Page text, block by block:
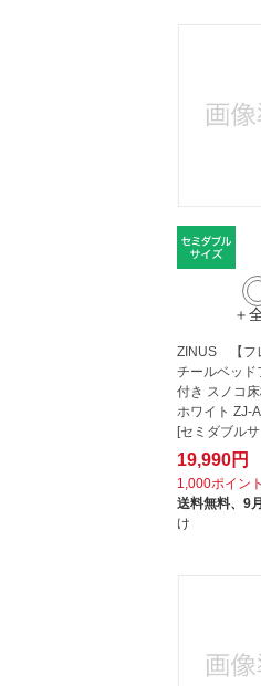
＋
ZINUS 【フ
チールベッド
付き スノコ
ホワイト ZJ-
[セミダブルサ
ル・返...
19,990円
1,000ポイント
送料無料、 9
け